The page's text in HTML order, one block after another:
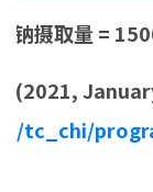
钠摄取量 =
. (2021,
tc_chi/